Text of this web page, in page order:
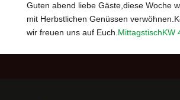
Guten abend liebe Gäste,diese Woche
mit Herbstlichen Genüssen
wir freuen uns auf Euch. MittagstischKW